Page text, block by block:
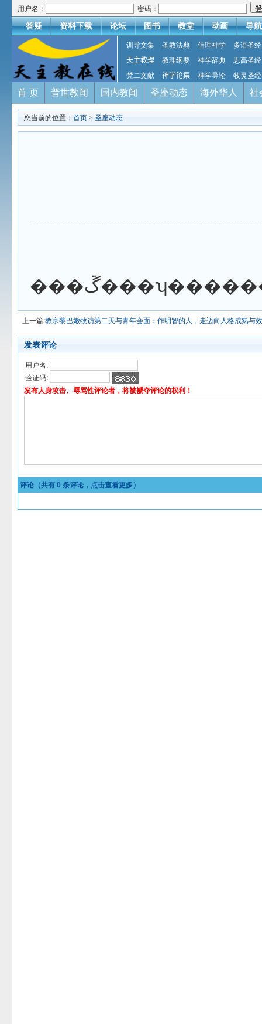
用户名： 密码：
答疑 资料下载 论坛 图书 教堂 动画 导航
训导文集 圣教法典 信理神学
多语圣经
天主教理
教理纲要 神学辞典
思高圣经
梵二文献
神学论集 神学导论 牧灵圣经
首 页 普世教闻 国内教闻 圣座动态 海外华人 社
您当前的位置： 首页 > 圣座动态
上一篇:教宗黎巴嫩牧访第二天与青年会面：作明智的人，走迈向人格成熟与
发表评论
用户名:
验证码:
发布人身攻击、辱骂性评论者，将被褫夺评论的权利！
评论（共有 0 条评论，点击查看更多）